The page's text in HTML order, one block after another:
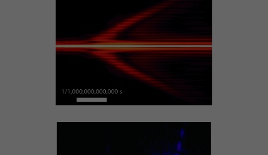
Fórum
Kybernetická bezpečnost
Elektronický podpis